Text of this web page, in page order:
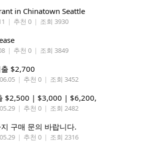
in Chinatown Seattle
| 추천 0 | 조회 3930
| 추천 0 | 조회 3849
$2,700
| 추천 0 | 조회 3452
$2,500 | $3,000 | $6,200,
| 추천 0 | 조회 2482
구매 문의 바랍니다.
| 추천 0 | 조회 2316